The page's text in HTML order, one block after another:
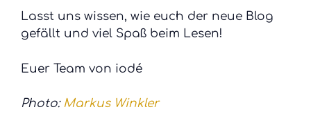
Lasst uns wissen, wie euch der neue Blog
gefällt und viel Spaß beim Lesen!
Euer Team von iodé
Photo: Markus Winkler